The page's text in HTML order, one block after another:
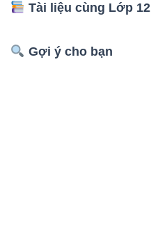
Tài liệu cùng Lớp 12
Gợi ý cho bạn